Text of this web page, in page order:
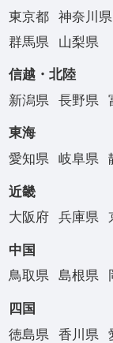
東京都
神奈川県
群馬県
山梨県
信越・北陸
新潟県
長野県
東海
愛知県
岐阜県
近畿
大阪府
兵庫県
中国
鳥取県
島根県
四国
徳島県
香川県